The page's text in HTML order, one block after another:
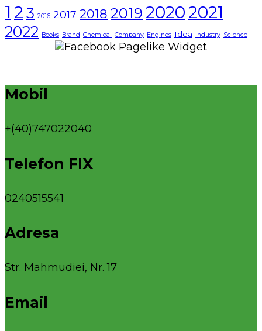
1 2 3 2016 2017 2018 2019 20202021
2022 Books Brand Chemical Company Engines Idea Industry Science
Mobil
+(40)747022040
Telefon FIX
0240515541
Adresa
Str. Mahmudiei, Nr. 17
Email